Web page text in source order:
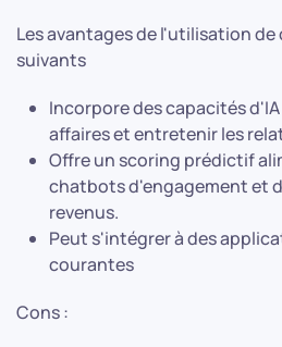
Les avantages de l'utilisation
suivants
Incorpore des capacités
affaires et entretenir les
Offre un scoring prédictif
chatbots d'engagement et
revenus.
Peut s'intégrer à des
courantes
Cons :